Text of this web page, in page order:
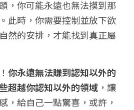
，你可能永遠也無法摸到那
此時，你需要控制並放下欲
然的安排，才能找到真正屬
你永遠無法賺到認知以外的
超越你認知以外的領域 ，讓
，給自己一點驚喜，或許，